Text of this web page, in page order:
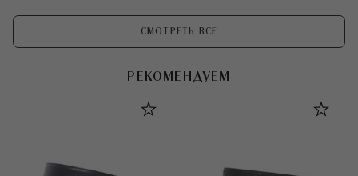
СМОТРЕТЬ ВСЕ
РЕКОМЕНДУЕМ